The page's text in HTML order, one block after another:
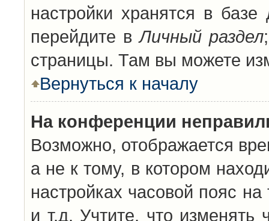
настройки хранятся в
перейдите вЛичный раздел
страницы. Там вы можете
Вернуться к началу
На конференции
Возможно, отображается
а не к тому, в котором
настройках часовой пояс
и т.д. Учтите, что изменять